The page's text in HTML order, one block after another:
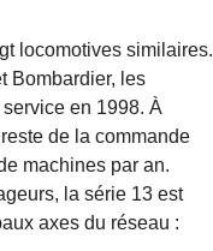
locomotives similaires.
Bombardier, les
en 1998. À
de la commande
machines par an.
la série 13 est
axes du réseau :